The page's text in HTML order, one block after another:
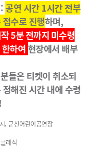
:공연 시간 1시간 전부
수로 진행하며,
5분 전까지 미수령
한하여 현장에서 배부
들은 티켓이 취소되
해진 시간 내에 수령
, 군산어린이공연장
래식